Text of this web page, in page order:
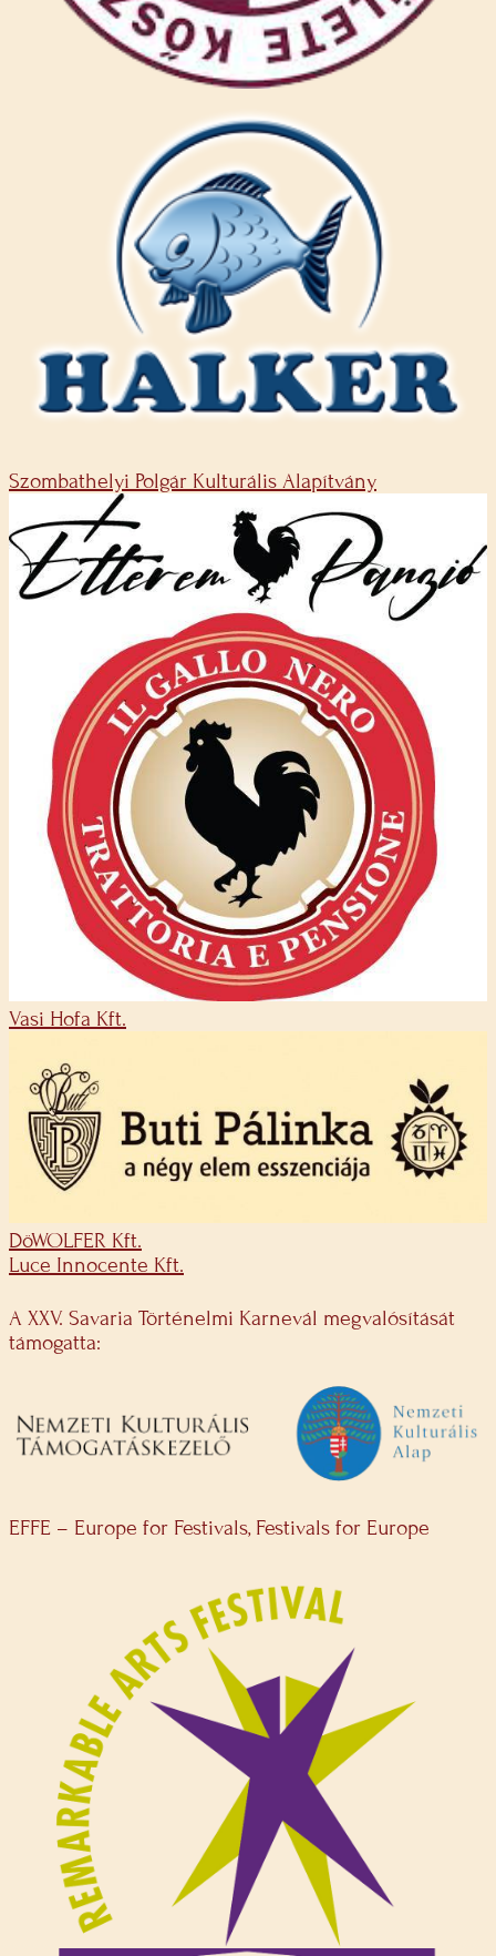
Szombathelyi Polgár Kulturális Alapítvány
Vasi Hofa Kft.
DöWOLFER Kft.
Luce Innocente Kft.
A XXV. Savaria Történelmi Karnevál megvalósítását
támogatta:
EFFE – Europe for Festivals, Festivals for Europe